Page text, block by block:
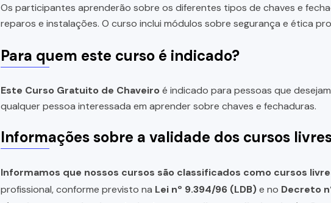
Os participantes aprenderão sobre os diferentes tipos de chaves e
reparos e instalações. O curso inclui módulos sobre segurança e ética
Para quem este curso é indicado?
Este Curso Gratuito de Chaveiroé indicado para pessoas que
qualquer pessoa interessada em aprender sobre chaves e fechaduras.
Informações sobre a validade dos cursos
Informamos que nossos cursos são classificados como cursos
profissional, conforme previsto na Lei nº 9.394/96 (LDB)e no Decreto